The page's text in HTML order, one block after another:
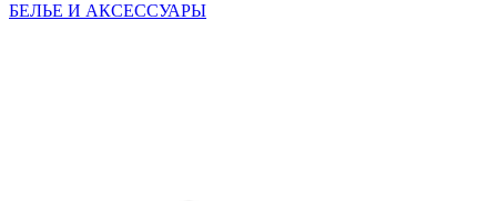
БЕЛЬЕ И АКСЕССУАРЫ